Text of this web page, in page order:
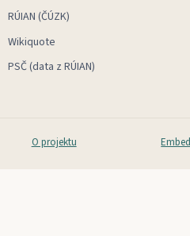
RÚIAN (ČÚZK)
Wikiquote
PSČ (data z RÚIAN)
O projektu